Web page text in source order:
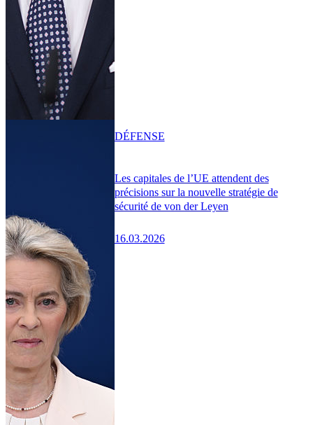
Les capitales de l’UE attendent des
précisions sur la nouvelle stratégie de
sécurité de von der Leyen
16.03.2026
DÉFENSE